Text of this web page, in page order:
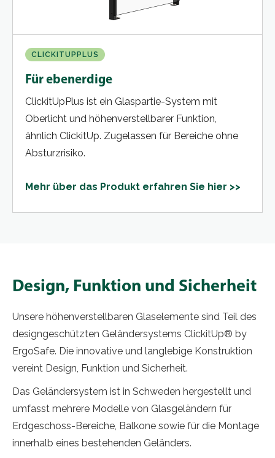
CLICKITUPPLUS
Für ebenerdige
ClickitUpPlus ist ein Glaspartie-System mit
Oberlicht und höhenverstellbarer Funktion,
ähnlich ClickitUp. Zugelassen für Bereiche ohne
Absturzrisiko.
Mehr über das Produkt erfahren Sie hier >>
Design, Funktion und Sicherheit
Unsere höhenverstellbaren Glaselemente sind Teil des
designgeschützten Geländersystems ClickitUp® by
ErgoSafe. Die innovative und langlebige Konstruktion
vereint Design, Funktion und Sicherheit.
Das Geländersystem ist in Schweden hergestellt und
umfasst mehrere Modelle von Glasgeländern für
Erdgeschoss-Bereiche, Balkone sowie für die Montage
innerhalb eines bestehenden Geländers.